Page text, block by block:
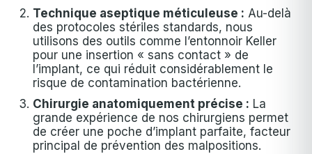
Technique aseptique méticuleuse : Au-delà
des protocoles stériles standards, nous
utilisons des outils comme l’entonnoir Keller
pour une insertion « sans contact » de
l’implant, ce qui réduit considérablement le
risque de contamination bactérienne.
Chirurgie anatomiquement précise : La
grande expérience de nos chirurgiens permet
de créer une poche d’implant parfaite, facteur
principal de prévention des malpositions.